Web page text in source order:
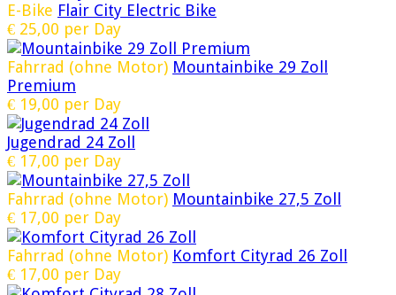
E-Bike Flair City Electric Bike
€ 25,00 per Day
Fahrrad (ohne Motor) Mountainbike 29 Zoll
Premium
€ 19,00 per Day
Jugendrad 24 Zoll
€ 17,00 per Day
Fahrrad (ohne Motor) Mountainbike 27,5 Zoll
€ 17,00 per Day
Fahrrad (ohne Motor) Komfort Cityrad 26 Zoll
€ 17,00 per Day